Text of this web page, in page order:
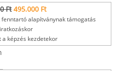
Ft 495.000 Ft
alapítványnak támogatás
a képzés kezdetekor